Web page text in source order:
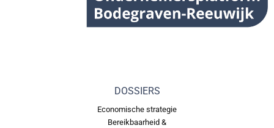
DOSSIERS
Economische strategie
Bereikbaarheid &